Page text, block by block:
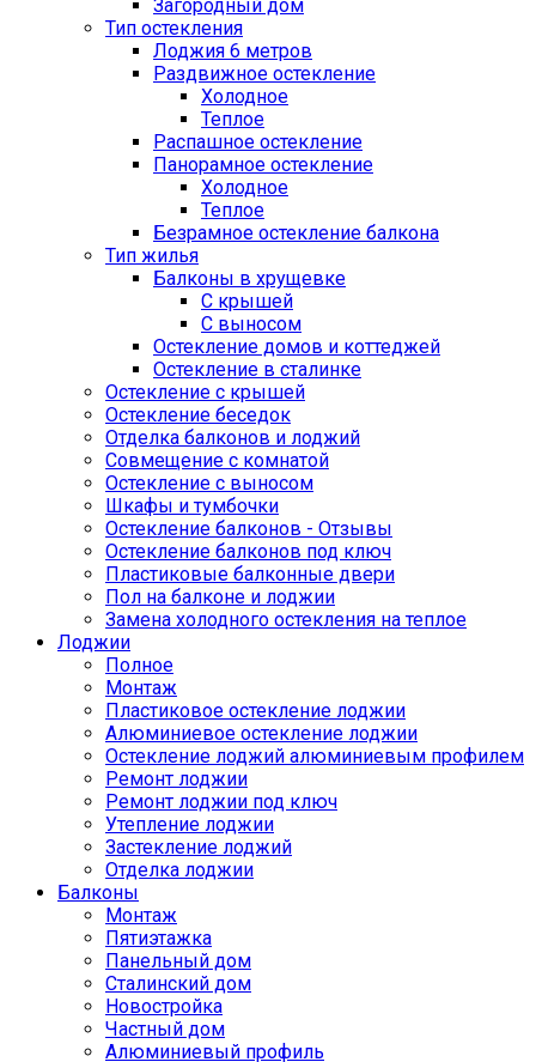
Загородный дом
Тип остекления
Лоджия 6 метров
Раздвижное остекление
Холодное
Теплое
Распашное остекление
Панорамное остекление
Холодное
Теплое
Безрамное остекление балкона
Тип жилья
Балконы в хрущевке
С крышей
С выносом
Остекление домов и коттеджей
Остекление в сталинке
Остекление с крышей
Остекление беседок
Отделка балконов и лоджий
Совмещение с комнатой
Остекление с выносом
Шкафы и тумбочки
Остекление балконов - Отзывы
Остекление балконов под ключ
Пластиковые балконные двери
Пол на балконе и лоджии
Замена холодного остекления на теплое
Лоджии
Полное
Монтаж
Пластиковое остекление лоджии
Алюминиевое остекление лоджии
Остекление лоджий алюминиевым профилем
Ремонт лоджии
Ремонт лоджии под ключ
Утепление лоджии
Застекление лоджий
Отделка лоджии
Балконы
Монтаж
Пятиэтажка
Панельный дом
Сталинский дом
Новостройка
Частный дом
Алюминиевый профиль